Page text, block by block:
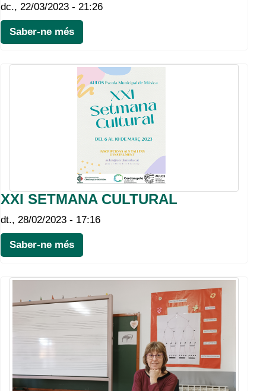
dc., 22/03/2023 - 21:26
Saber-ne més
XXI SETMANA CULTURAL
dt., 28/02/2023 - 17:16
Saber-ne més